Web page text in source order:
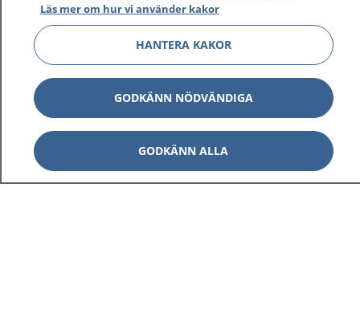
vårdärenden. Ring telefonnummer 1177 för
sjukvårdsrådgivning dygnet runt.
1177 ger dig råd när du vill må bättre.
1177 på flera språk Visa
Läs mer om hur vi använder kakor
HANTERA KAKOR
GODKÄNN NÖDVÄNDIGA
GODKÄNN ALLA